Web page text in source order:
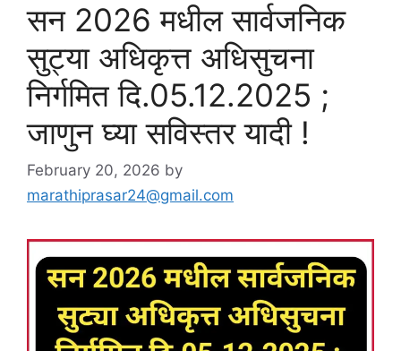
सन 2026 मधील सार्वजनिक
सुट्या अधिकृत्त अधिसुचना
निर्गमित दि.05.12.2025 ;
जाणुन घ्या सविस्तर यादी !
February 20, 2026 by
marathiprasar24@gmail.com